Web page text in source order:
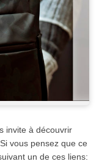
invite à découvrir
vous pensez que ce
un de ces liens: